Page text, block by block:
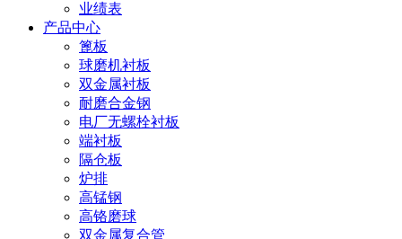
业绩表
产品中心
篦板
球磨机衬板
双金属衬板
耐磨合金钢
电厂无螺栓衬板
端衬板
隔仓板
炉排
高锰钢
高铬磨球
双金属复合管